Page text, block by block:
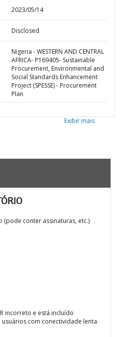
2023/05/14
Disclosed
Nigeria - WESTERN AND CENTRAL
AFRICA- P169405- Sustainable
Procurement, Environmental and
Social Standards Enhancement
Project (SPESSE) - Procurement
Plan
Exibir mais
conter assinaturas, etc.)
incorreto e está incluído
com conectividade lenta.